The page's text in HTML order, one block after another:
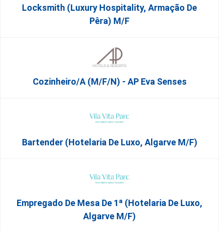
Locksmith (Luxury Hospitality, Armação De
Pêra) M/f
Cozinheiro/a (M/F/N) - AP Eva Senses
Bartender (Hotelaria De Luxo, Algarve M/F)
Empregado De Mesa De 1ª (Hotelaria De Luxo,
Algarve M/F)